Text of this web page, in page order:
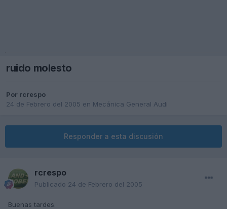
ruido molesto
Por rcrespo
24 de Febrero del 2005 en Mecánica General Audi
Responder a esta discusión
rcrespo
Publicado 24 de Febrero del 2005
Buenas tardes.